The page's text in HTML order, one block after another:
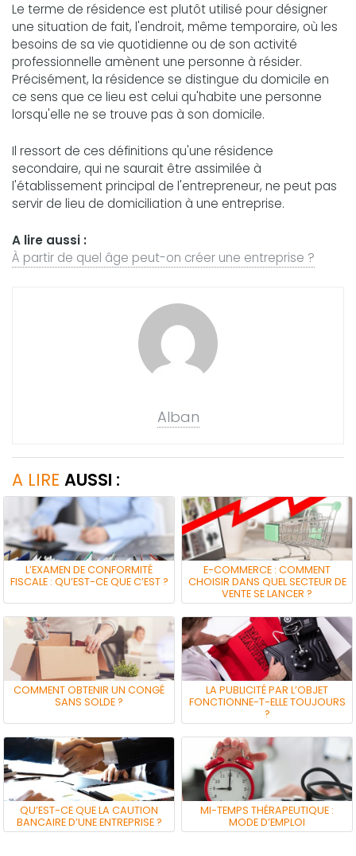
Le terme de résidence est plutôt utilisé pour désigner
une situation de fait, l'endroit, même temporaire, où les
besoins de sa vie quotidienne ou de son activité
professionnelle amènent une personne à résider.
Précisément, la résidence se distingue du domicile en
ce sens que ce lieu est celui qu'habite une personne
lorsqu'elle ne se trouve pas à son domicile.
Il ressort de ces définitions qu'une résidence
secondaire, qui ne saurait être assimilée à
l'établissement principal de l'entrepreneur, ne peut pas
servir de lieu de domiciliation à une entreprise.
A lire aussi :
À partir de quel âge peut-on créer une entreprise ?
Alban
A LIRE AUSSI :
L’EXAMEN DE CONFORMITÉ
FISCALE : QU’EST-CE QUE C’EST ?
E-COMMERCE : COMMENT
CHOISIR DANS QUEL SECTEUR DE
VENTE SE LANCER ?
COMMENT OBTENIR UN CONGÉ
SANS SOLDE ?
LA PUBLICITÉ PAR L’OBJET
FONCTIONNE-T-ELLE TOUJOURS
?
QU’EST-CE QUE LA CAUTION
BANCAIRE D’UNE ENTREPRISE ?
MI-TEMPS THÉRAPEUTIQUE :
MODE D’EMPLOI